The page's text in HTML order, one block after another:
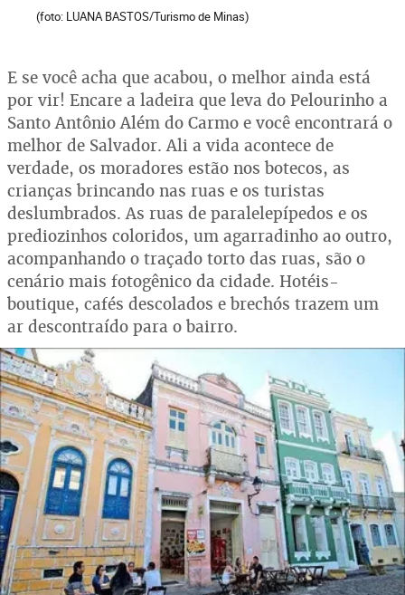
(foto: LUANA BASTOS/Turismo de Minas)
E se você acha que acabou, o melhor ainda está
por vir! Encare a ladeira que leva do Pelourinho a
Santo Antônio Além do Carmo e você encontrará o
melhor de Salvador. Ali a vida acontece de
verdade, os moradores estão nos botecos, as
crianças brincando nas ruas e os turistas
deslumbrados. As ruas de paralelepípedos e os
prediozinhos coloridos, um agarradinho ao outro,
acompanhando o traçado torto das ruas, são o
cenário mais fotogênico da cidade. Hotéis-
boutique, cafés descolados e brechós trazem um
ar descontraído para o bairro.